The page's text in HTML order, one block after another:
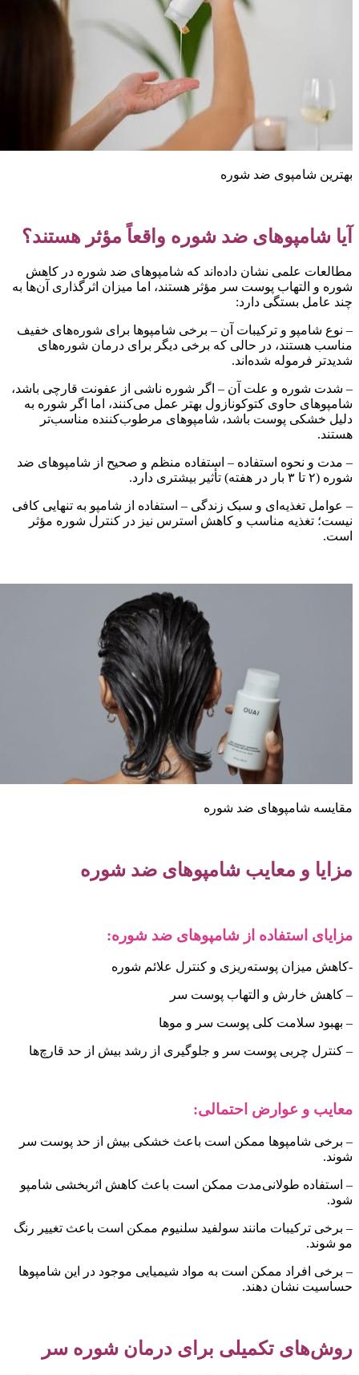
شامپوی ضد شوره
شامپوهای ضد شوره واقعاً مؤثر هستند؟
علمی نشان داده‌اند که شامپوهای ضد شوره در کاهش
و التهاب پوست سر مؤثر هستند، اما میزان اثرگذاری آن‌ها به
عامل بستگی دارد:
نوع شامپو و ترکیبات آن – برخی شامپوها برای شوره‌های خفیف
هستند، در حالی که برخی دیگر برای درمان شوره‌های
فرموله شده‌اند.
شدت شوره و علت آن – اگر شوره ناشی از عفونت قارچی باشد،
حاوی کتوکونازول بهتر عمل می‌کنند، اما اگر شوره به
خشکی پوست باشد، شامپوهای مرطوب‌کننده مناسب‌تر
مدت و نحوه استفاده – استفاده منظم و صحیح از شامپوهای ضد
(۲ تا ۳ بار در هفته) تأثیر بیشتری دارد.
عوامل تغذیه‌ای و سبک زندگی – استفاده از شامپو به تنهایی کافی
تغذیه مناسب و کاهش استرس نیز در کنترل شوره مؤثر
شامپوهای ضد شوره
و معایب شامپوهای ضد شوره
استفاده از شامپوهای ضد شوره:
کاهش میزان پوسته‌ریزی و کنترل علائم شوره
کاهش خارش و التهاب پوست سر
بهبود سلامت کلی پوست سر و موها
کنترل چربی پوست سر و جلوگیری از رشد بیش از حد قارچ‌ها
و عوارض احتمالی:
برخی شامپوها ممکن است باعث خشکی بیش از حد پوست سر
استفاده طولانی‌مدت ممکن است باعث کاهش اثربخشی شامپو
برخی ترکیبات مانند سولفید سلنیوم ممکن است باعث تغییر رنگ
شوند.
برخی افراد ممکن است به مواد شیمیایی موجود در این شامپوها
نشان دهند.
تکمیلی برای درمان شوره سر